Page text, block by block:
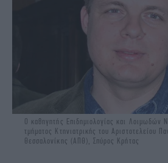
Ο καθηγητής Επιδημιολογίας και Λοιμωδών
τμήματος Κτηνιατρικής του Αριστοτελείου
Θεσσαλονίκης (ΑΠΘ), Σπύρος Κρήτας